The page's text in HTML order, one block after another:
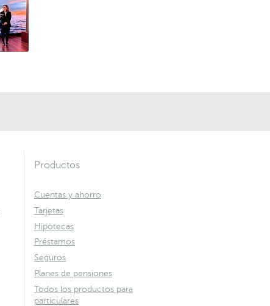
Productos
Cuentas y ahorro
Tarjetas
Hipotecas
Préstamos
Seguros
Planes de pensiones
Todos los productos para
particulares